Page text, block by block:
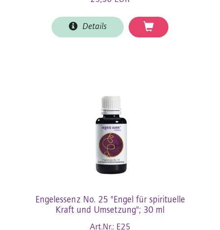
Details
Engelessenz No. 25 "Engel für spirituelle
Kraft und Umsetzung"; 30 ml
Art.Nr.: E25